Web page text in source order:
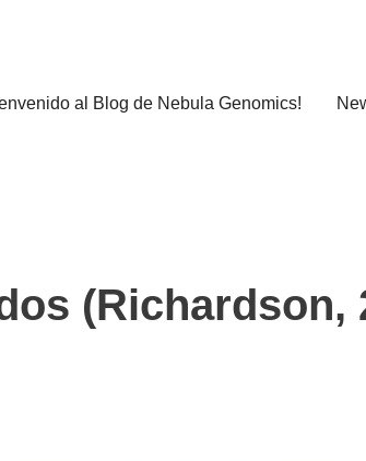
al Blog de Nebula Genomics!
(Richardson,